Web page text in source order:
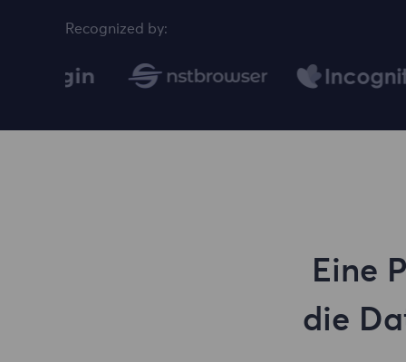
Recognized by:
Eine
die